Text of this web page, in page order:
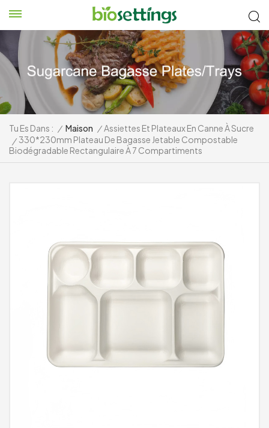
Tu Es Dans : / Maison / Assiettes Et Plateaux En Canne À Sucre
/ 330*230mm Plateau De Bagasse Jetable Compostable
Biodégradable Rectangulaire À 7 Compartiments